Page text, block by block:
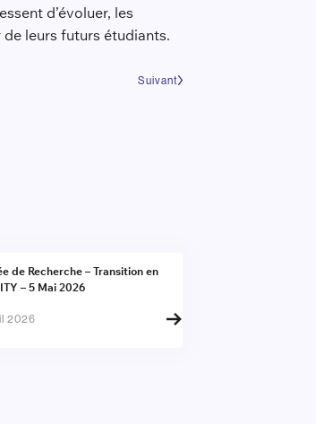
d’évoluer, les
leurs futurs étudiants.
Suivant
de Recherche – Transition en
– 5 Mai 2026
2026